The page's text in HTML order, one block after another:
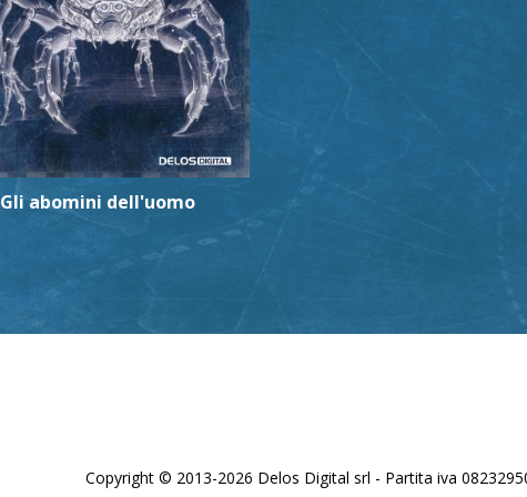
Gli abomini dell'uomo
Copyright © 2013-2026 Delos Digital srl - Partita iva